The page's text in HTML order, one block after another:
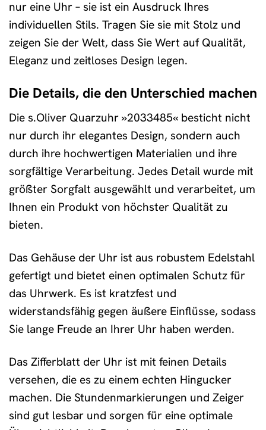
nur eine Uhr – sie ist ein Ausdruck Ihres
individuellen Stils. Tragen Sie sie mit Stolz und
zeigen Sie der Welt, dass Sie Wert auf Qualität,
Eleganz und zeitloses Design legen.
Die Details, die den Unterschied machen
Die s.Oliver Quarzuhr »2033485« besticht nicht
nur durch ihr elegantes Design, sondern auch
durch ihre hochwertigen Materialien und ihre
sorgfältige Verarbeitung. Jedes Detail wurde mit
größter Sorgfalt ausgewählt und verarbeitet, um
Ihnen ein Produkt von höchster Qualität zu
bieten.
Das Gehäuse der Uhr ist aus robustem Edelstahl
gefertigt und bietet einen optimalen Schutz für
das Uhrwerk. Es ist kratzfest und
widerstandsfähig gegen äußere Einflüsse, sodass
Sie lange Freude an Ihrer Uhr haben werden.
Das Zifferblatt der Uhr ist mit feinen Details
versehen, die es zu einem echten Hingucker
machen. Die Stundenmarkierungen und Zeiger
sind gut lesbar und sorgen für eine optimale